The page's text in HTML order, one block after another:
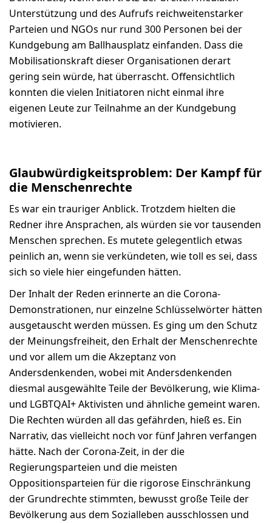
Unterstützung und des Aufrufs reichweitenstarker
Parteien und NGOs nur rund 300 Personen bei der
Kundgebung am Ballhausplatz einfanden. Dass die
Mobilisationskraft dieser Organisationen derart
gering sein würde, hat überrascht. Offensichtlich
konnten die vielen Initiatoren nicht einmal ihre
eigenen Leute zur Teilnahme an der Kundgebung
motivieren.
Glaubwürdigkeitsproblem: Der Kampf für
die Menschenrechte
Es war ein trauriger Anblick. Trotzdem hielten die
Redner ihre Ansprachen, als würden sie vor tausenden
Menschen sprechen. Es mutete gelegentlich etwas
peinlich an, wenn sie verkündeten, wie toll es sei, dass
sich so viele hier eingefunden hätten.
Der Inhalt der Reden erinnerte an die Corona-
Demonstrationen, nur einzelne Schlüsselwörter hätten
ausgetauscht werden müssen. Es ging um den Schutz
der Meinungsfreiheit, den Erhalt der Menschenrechte
und vor allem um die Akzeptanz von
Andersdenkenden, wobei mit Andersdenkenden
diesmal ausgewählte Teile der Bevölkerung, wie Klima-
und LGBTQAI+ Aktivisten und ähnliche gemeint waren.
Die Rechten würden all das gefährden, hieß es. Ein
Narrativ, das vielleicht noch vor fünf Jahren verfangen
hätte. Nach der Corona-Zeit, in der die
Regierungsparteien und die meisten
Oppositionsparteien für die rigorose Einschränkung
der Grundrechte stimmten, bewusst große Teile der
Bevölkerung aus dem Sozialleben ausschlossen und